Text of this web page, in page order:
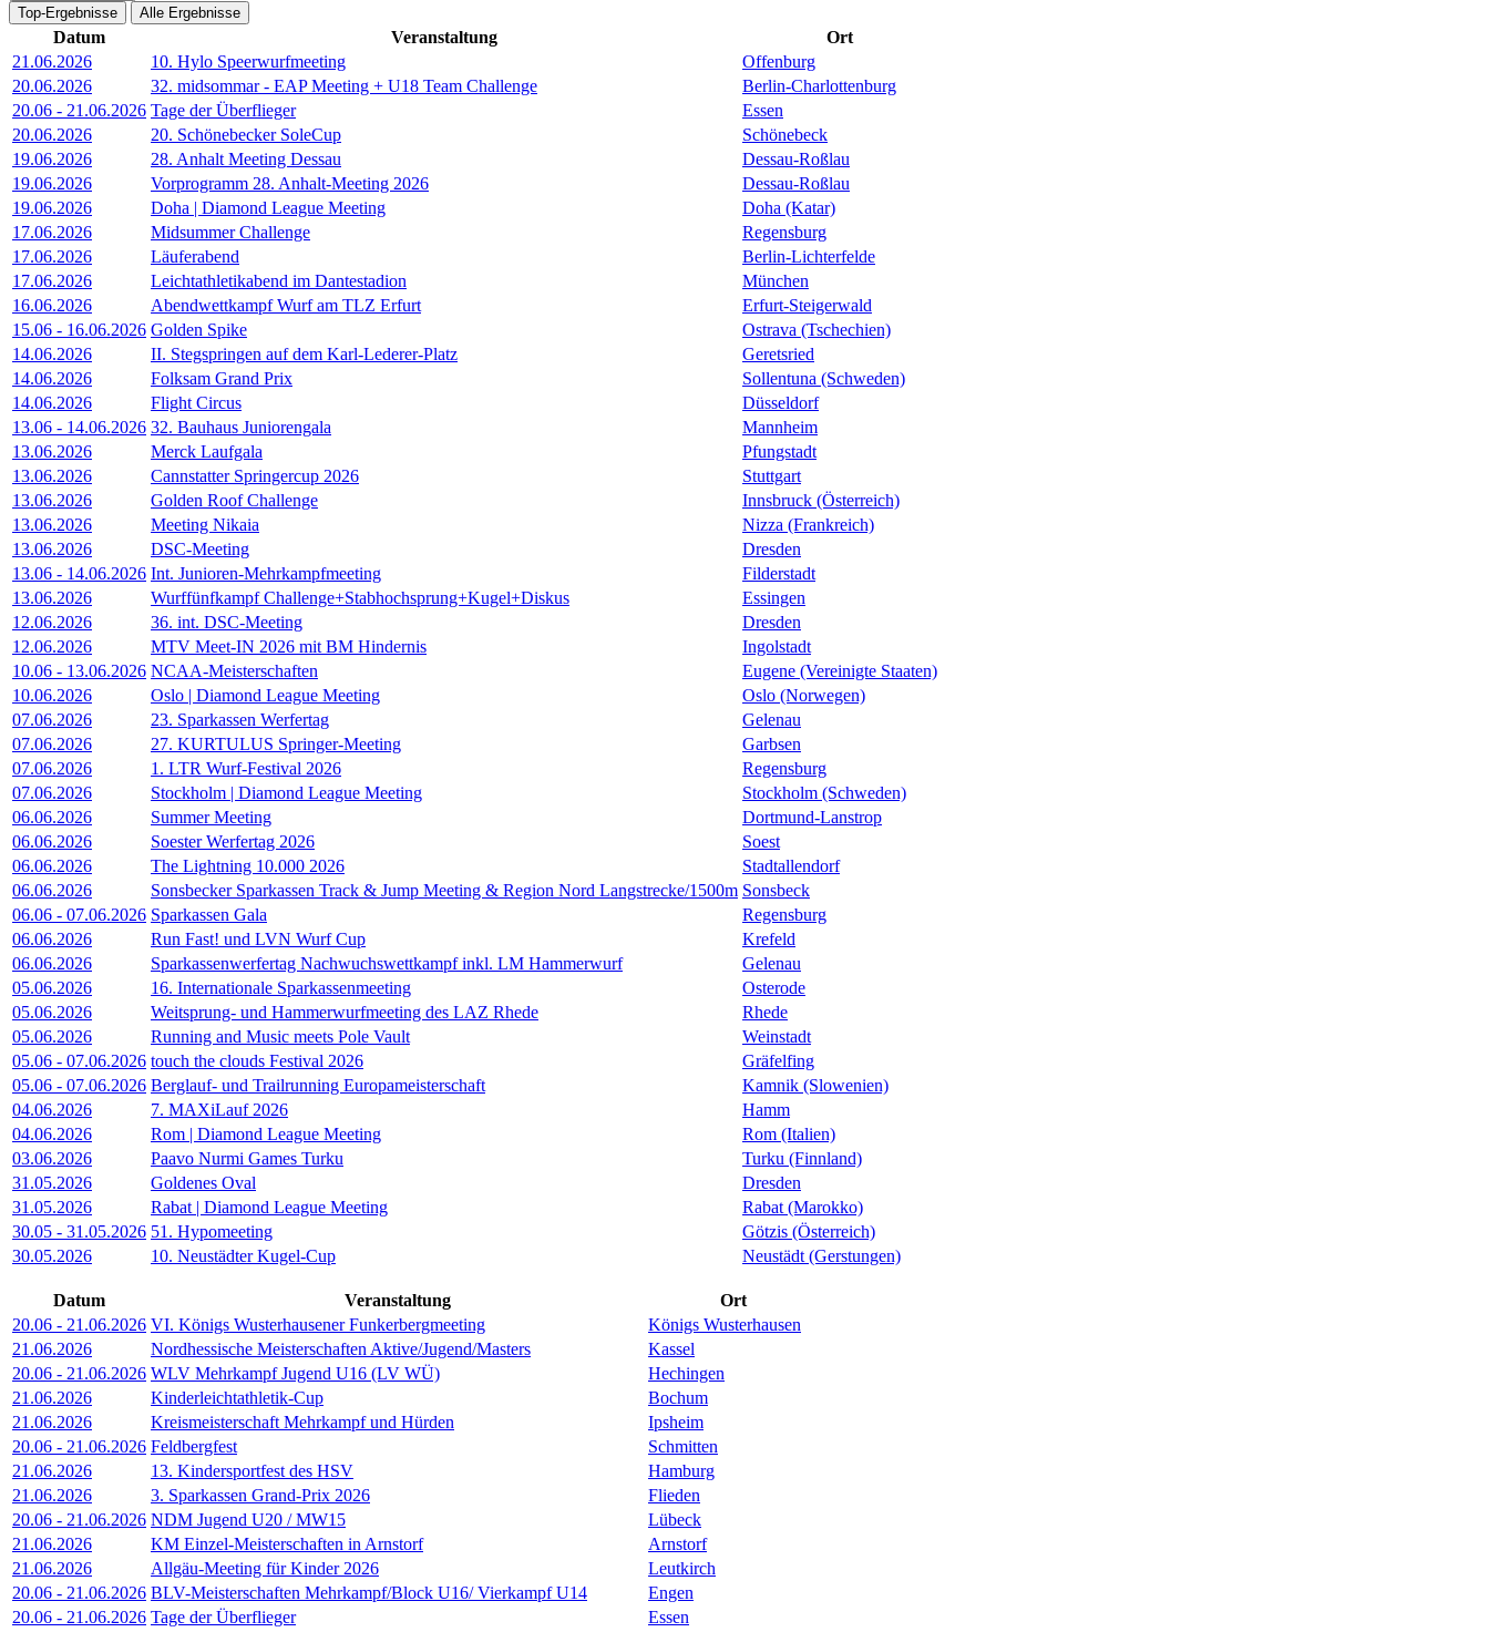
Top-Ergebnisse
Alle Ergebnisse
Datum Veranstaltung
Ort
21.06.2026
10. Hylo Speerwurfmeeting
Offenburg
20.06.2026
32. midsommar - EAP Meeting + U18 Team Challenge
Berlin-Charlottenburg
20.06 - 21.06.2026 Tage der Überflieger
Essen
20.06.2026
20. Schönebecker SoleCup
Schönebeck
19.06.2026
28. Anhalt Meeting Dessau
Dessau-Roßlau
19.06.2026
Vorprogramm 28. Anhalt-Meeting 2026
Dessau-Roßlau
19.06.2026
Doha | Diamond League Meeting
Doha (Katar)
17.06.2026
Midsummer Challenge
Regensburg
17.06.2026
Läuferabend
Berlin-Lichterfelde
17.06.2026
Leichtathletikabend im Dantestadion
München
16.06.2026
Abendwettkampf Wurf am TLZ Erfurt
Erfurt-Steigerwald
15.06 - 16.06.2026 Golden Spike
Ostrava (Tschechien)
14.06.2026
II. Stegspringen auf dem Karl-Lederer-Platz
Geretsried
14.06.2026
Folksam Grand Prix
Sollentuna (Schweden)
14.06.2026
Flight Circus
Düsseldorf
13.06 - 14.06.2026 32. Bauhaus Juniorengala
Mannheim
13.06.2026
Merck Laufgala
Pfungstadt
13.06.2026
Cannstatter Springercup 2026
Stuttgart
13.06.2026
Golden Roof Challenge
Innsbruck (Österreich)
13.06.2026
Meeting Nikaia
Nizza (Frankreich)
13.06.2026
DSC-Meeting
Dresden
13.06 - 14.06.2026 Int. Junioren-Mehrkampfmeeting
Filderstadt
13.06.2026
Wurffünfkampf Challenge+Stabhochsprung+Kugel+Diskus
Essingen
12.06.2026
36. int. DSC-Meeting
Dresden
12.06.2026
MTV Meet-IN 2026 mit BM Hindernis
Ingolstadt
10.06 - 13.06.2026 NCAA-Meisterschaften
Eugene (Vereinigte Staaten)
10.06.2026
Oslo | Diamond League Meeting
Oslo (Norwegen)
07.06.2026
23. Sparkassen Werfertag
Gelenau
07.06.2026
27. KURTULUS Springer-Meeting
Garbsen
07.06.2026
1. LTR Wurf-Festival 2026
Regensburg
07.06.2026
Stockholm | Diamond League Meeting
Stockholm (Schweden)
06.06.2026
Summer Meeting
Dortmund-Lanstrop
06.06.2026
Soester Werfertag 2026
Soest
06.06.2026
The Lightning 10.000 2026
Stadtallendorf
06.06.2026
Sonsbecker Sparkassen Track & Jump Meeting & Region Nord Langstrecke/1500m Sonsbeck
06.06 - 07.06.2026 Sparkassen Gala
Regensburg
06.06.2026
Run Fast! und LVN Wurf Cup
Krefeld
06.06.2026
Sparkassenwerfertag Nachwuchswettkampf inkl. LM Hammerwurf
Gelenau
05.06.2026
16. Internationale Sparkassenmeeting
Osterode
05.06.2026
Weitsprung- und Hammerwurfmeeting des LAZ Rhede
Rhede
05.06.2026
Running and Music meets Pole Vault
Weinstadt
05.06 - 07.06.2026 touch the clouds Festival 2026
Gräfelfing
05.06 - 07.06.2026 Berglauf- und Trailrunning Europameisterschaft
Kamnik (Slowenien)
04.06.2026
7. MAXiLauf 2026
Hamm
04.06.2026
Rom | Diamond League Meeting
Rom (Italien)
03.06.2026
Paavo Nurmi Games Turku
Turku (Finnland)
31.05.2026
Goldenes Oval
Dresden
31.05.2026
Rabat | Diamond League Meeting
Rabat (Marokko)
30.05 - 31.05.2026 51. Hypomeeting
Götzis (Österreich)
30.05.2026
10. Neustädter Kugel-Cup Neustädt (Gerstungen)
Datum Veranstaltung
Ort
20.06 - 21.06.2026 VI. Königs Wusterhausener Funkerbergmeeting
Königs Wusterhausen
21.06.2026
Nordhessische Meisterschaften Aktive/Jugend/Masters
Kassel
20.06 - 21.06.2026 WLV Mehrkampf Jugend U16 (LV WÜ)
Hechingen
21.06.2026
Kinderleichtathletik-Cup
Bochum
21.06.2026
Kreismeisterschaft Mehrkampf und Hürden
Ipsheim
20.06 - 21.06.2026 Feldbergfest
Schmitten
21.06.2026
13. Kindersportfest des HSV
Hamburg
21.06.2026
3. Sparkassen Grand-Prix 2026
Flieden
20.06 - 21.06.2026 NDM Jugend U20 / MW15
Lübeck
21.06.2026
KM Einzel-Meisterschaften in Arnstorf
Arnstorf
21.06.2026
Allgäu-Meeting für Kinder 2026
Leutkirch
20.06 - 21.06.2026 BLV-Meisterschaften Mehrkampf/Block U16/ Vierkampf U14
Engen
20.06 - 21.06.2026 Tage der Überflieger Essen